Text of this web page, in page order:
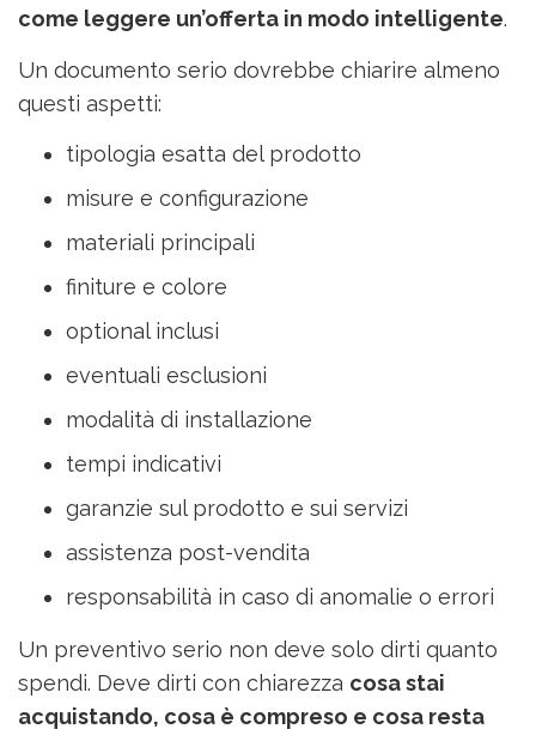
come leggere un’offerta in modo intelligente.
Un documento serio dovrebbe chiarire almeno
questi aspetti:
tipologia esatta del prodotto
misure e configurazione
materiali principali
finiture e colore
optional inclusi
eventuali esclusioni
modalità di installazione
tempi indicativi
garanzie sul prodotto e sui servizi
assistenza post-vendita
responsabilità in caso di anomalie o errori
Un preventivo serio non deve solo dirti quanto
spendi. Deve dirti con chiarezza cosa stai
acquistando, cosa è compreso e cosa resta